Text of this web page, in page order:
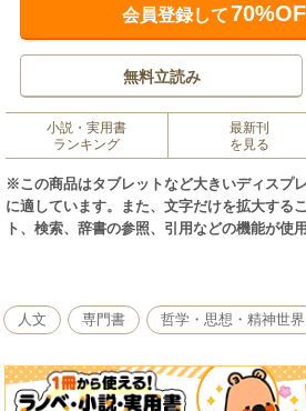
会員登録して
無料立読み
小説・実用書
ランキング
最新刊
を見る
※この商品はタブレットなど大きいディスプ
に適しています。また、文字だけを拡大する
ト、検索、辞書の参照、引用などの機能が使
真理の追求である哲学の主な課題は、存在論
取り上げ、認識論が真に学びとしての認識論
求されねばならないかを問う。
人文 専門書 哲学・思想・精神世界